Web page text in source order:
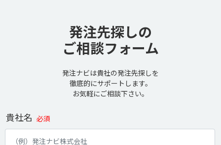
発注先探しの
ご相談フォーム
発注ナビは貴社の発注先探しを
徹底的にサポートします。
お気軽にご相談下さい。
貴社名 必須